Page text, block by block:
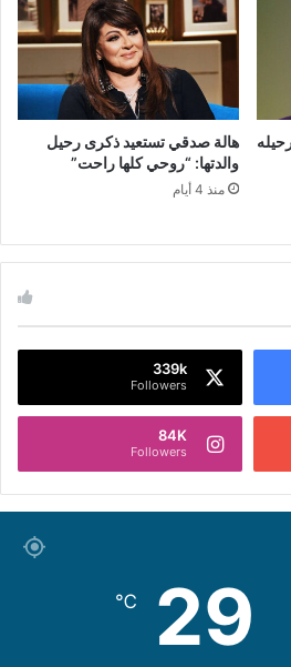
هالة صدقي تستعيد ذكرى رحيل
والدتها: “روحي كلها راحت”
منذ 4 أيام
339k
Followers
84K
Followers
29
℃